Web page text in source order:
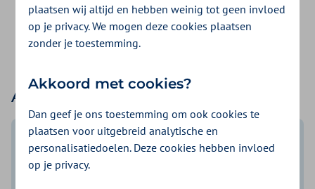
Kies de verzekering die bij jouw bedrijf past.
Alle verzekeringen
plaatsen wij altijd en hebben weinig tot geen invloed
op je privacy. We mogen deze cookies plaatsen
zonder je toestemming.
Akkoord met cookies?
Dan geef je ons toestemming om ook cookies te
plaatsen voor uitgebreid analytische en
personalisatiedoelen. Deze cookies hebben invloed
op je privacy.